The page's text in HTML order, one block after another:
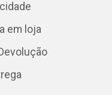
em loja